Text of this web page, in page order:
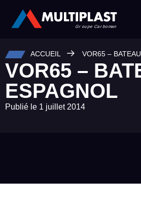
ACCUEIL VOR65 –
VOR65 –
ESPAGNOL
Publié le 1 juillet 2014